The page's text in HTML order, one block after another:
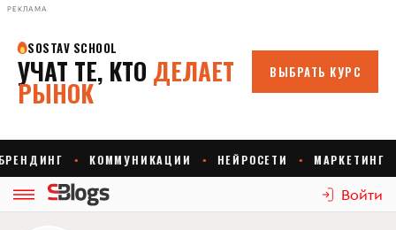
РЕКЛАМА
Войти